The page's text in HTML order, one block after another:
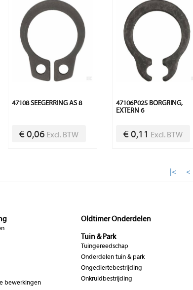
47108 SEEGERRING AS 8
€ 0,06 Excl. BTW
47106P025 BORGRING,
EXTERN 6
€ 0,11 Excl. BTW
|< <
bewerkingen
Oldtimer Onderdelen
Tuin & Park
Tuingereedschap
Onderdelen tuin & park
Ongediertebestrijding
Onkruidbestrijding